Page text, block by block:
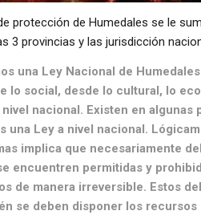
protección de Humedales se le
3 provincias y las jurisdicción
una Ley Nacional de
lo social, desde lo cultural, lo
nacional. Existen en algunas
una Ley a nivel nacional.
implica que necesariamente
encuentren permitidas y
de manera irreversible. Estos
se deben disponer los recursos